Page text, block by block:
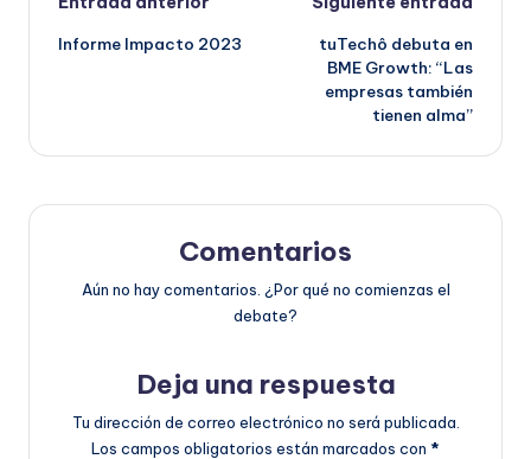
Navegación
de
Informe Impacto 2023
tuTechô debuta en
BME Growth: “Las
empresas también
tienen alma”
Comentarios
Aún no hay comentarios. ¿Por qué no comienzas el
debate?
Deja una respuesta
Tu dirección de correo electrónico no será publicada.
Los campos obligatorios están marcados con *